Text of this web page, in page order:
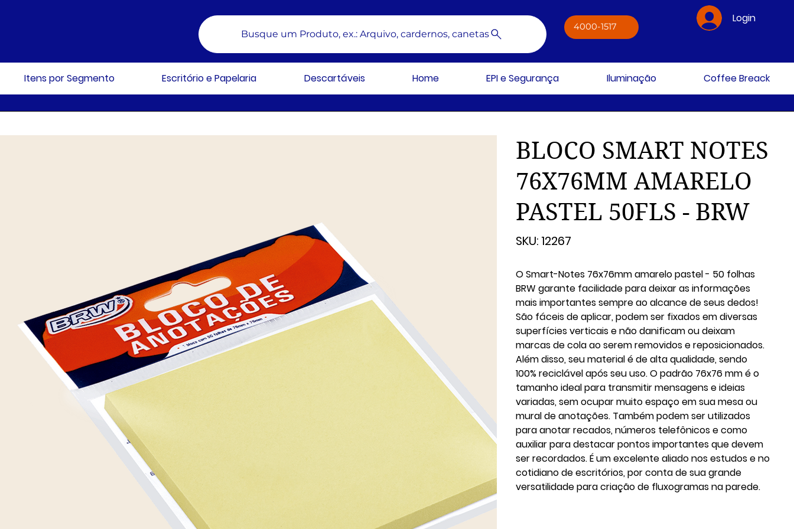
Busque um Produto, ex.: Arquivo, cardernos, canetas
4000-1517
Login
Itens por Segmento Escritório e Papelaria Descartáveis Home EPI e Segurança Iluminação Coffee Breack
BLOCO SMART NOTES
76X76MM AMARELO
PASTEL 50FLS - BRW
SKU:
12267
12267
O Smart-Notes 76x76mm amarelo pastel - 50 folhas
BRW garante facilidade para deixar as informações
mais importantes sempre ao alcance de seus dedos!
São fáceis de aplicar, podem ser fixados em diversas
superfícies verticais e não danificam ou deixam
marcas de cola ao serem removidos e reposicionados.
Além disso, seu material é de alta qualidade, sendo
100% reciclável após seu uso. O padrão 76x76 mm é o
tamanho ideal para transmitir mensagens e ideias
variadas, sem ocupar muito espaço em sua mesa ou
mural de anotações. Também podem ser utilizados
para anotar recados, números telefônicos e como
auxiliar para destacar pontos importantes que devem
ser recordados. É um excelente aliado nos estudos e no
cotidiano de escritórios, por conta de sua grande
versatilidade para criação de fluxogramas na parede.